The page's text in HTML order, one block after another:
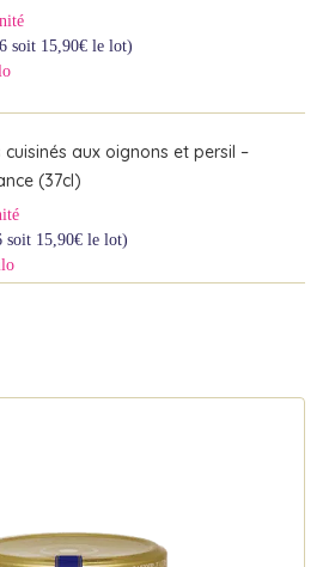
soit 15,90€ le lot)
cuisinés aux oignons et persil –
(37cl)
soit 15,90€ le lot)